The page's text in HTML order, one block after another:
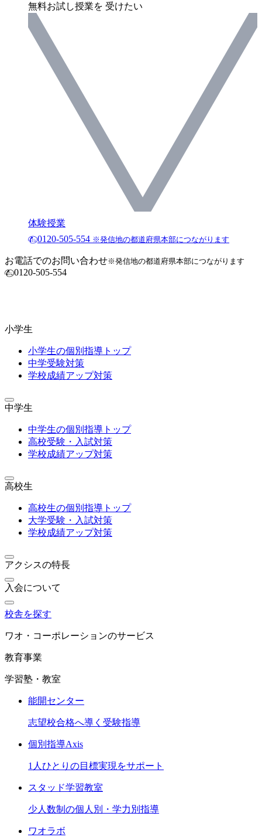
無料お試し授業を 受けたい
体験授業
0120-505-554 ※発信地の都道府県本部につながります
お電話でのお問い合わせ※発信地の都道府県本部につながります
0120-505-554
小学生
小学生の個別指導トップ
中学受験対策
学校成績アップ対策
中学生
中学生の個別指導トップ
高校受験・入試対策
学校成績アップ対策
高校生
高校生の個別指導トップ
大学受験・入試対策
学校成績アップ対策
アクシスの特長
入会について
校舎を探す
ワオ・コーポレーションのサービス
教育事業
学習塾・教室
能開センター
志望校合格へ導く受験指導
個別指導Axis
1人ひとりの目標実現をサポート
スタッド学習教室
少人数制の個人別・学力別指導
ワオラボ